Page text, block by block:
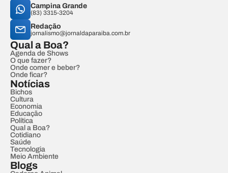
Campina Grande
(83) 3315-3204
Redação
jornalismo@jornaldaparaiba.com.br
Qual a Boa?
Agenda de Shows
O que fazer?
Onde comer e beber?
Onde ficar?
Notícias
Bichos
Cultura
Economia
Educação
Política
Qual a Boa?
Cotidiano
Saúde
Tecnologia
Meio Ambiente
Blogs